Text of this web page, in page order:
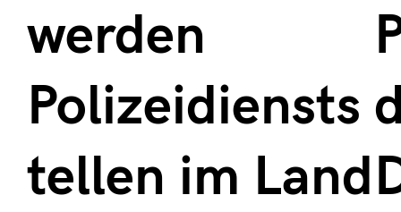
werden
Polizeidiensts
tellen im Land